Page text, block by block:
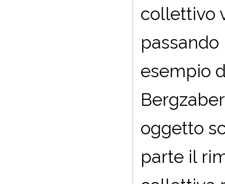
collettivo
passando
esempio
oggetto
parte il